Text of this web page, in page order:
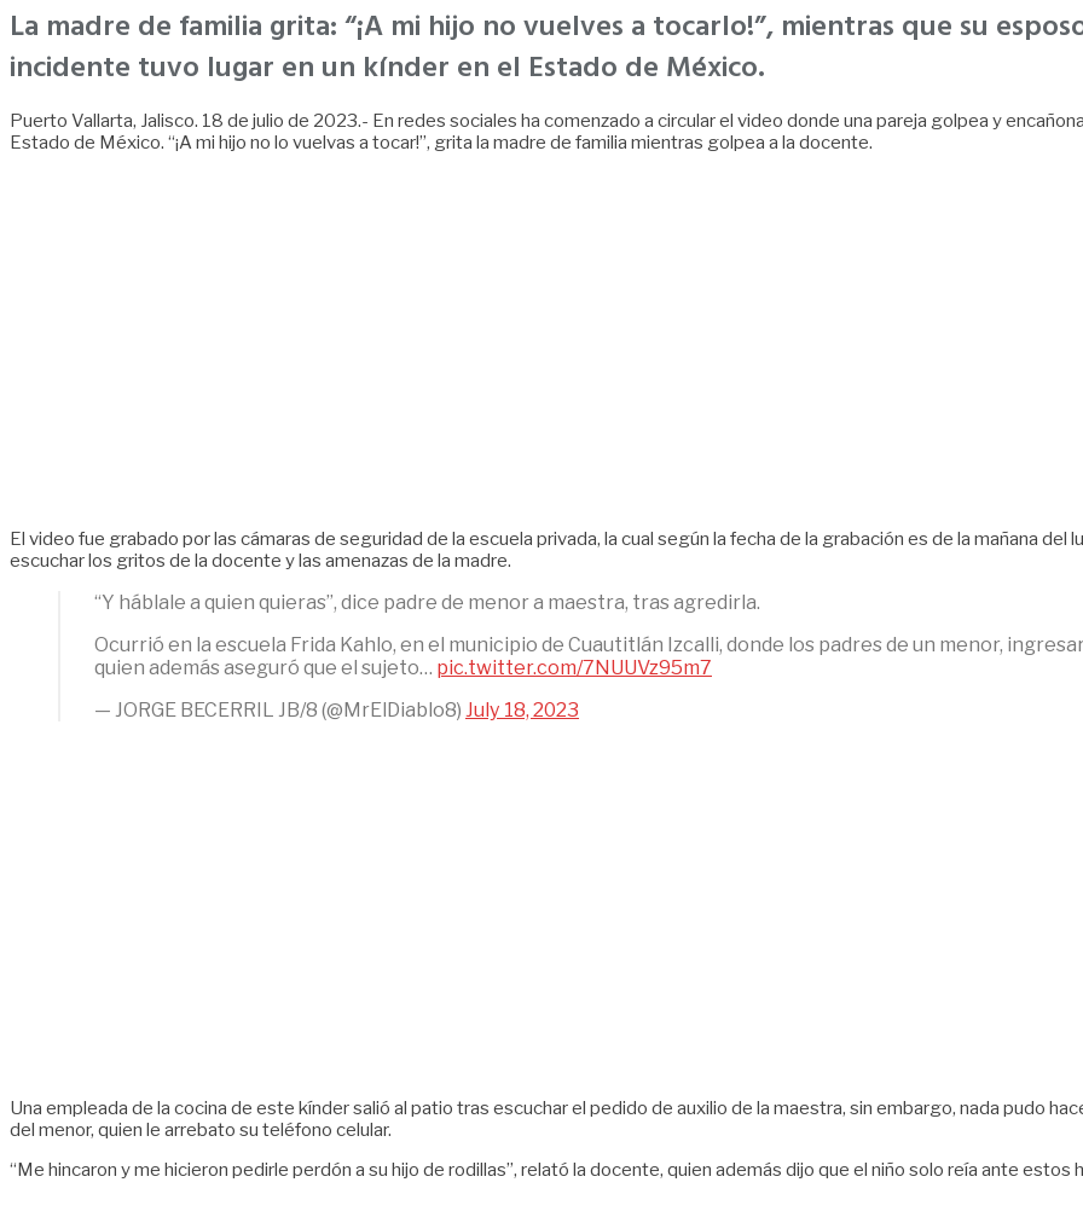
La madre de familia grita: “¡A mi hijo no vuelves a tocarlo!”, mientras que su
incidente tuvo lugar en un kínder en el Estado de México.
Puerto Vallarta, Jalisco. 18 de julio de 2023.- En redes sociales ha comenzado a circular el video donde una pareja golpea y
Estado de México. “¡A mi hijo no lo vuelvas a tocar!”, grita la madre de familia mientras golpea a la docente.
El video fue grabado por las cámaras de seguridad de la escuela privada, la cual según la fecha de la grabación es de la mañana
escuchar los gritos de la docente y las amenazas de la madre.
“Y háblale a quien quieras”, dice padre de menor a maestra, tras agredirla.
Ocurrió en la escuela Frida Kahlo, en el municipio de Cuautitlán Izcalli, donde los padres de un menor,
quien además aseguró que el sujeto… pic.twitter.com/7NUUVz95m7
— JORGE BECERRIL JB/8 (@MrElDiablo8) July 18, 2023
Una empleada de la cocina de este kínder salió al patio tras escuchar el pedido de auxilio de la maestra, sin embargo, nada pudo
del menor, quien le arrebato su teléfono celular.
“Me hincaron y me hicieron pedirle perdón a su hijo de rodillas”, relató la docente, quien además dijo que el niño solo reía ante estos